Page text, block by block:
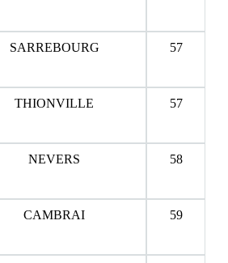
SARREBOURG 57
THIONVILLE 57
NEVERS 58
CAMBRAI 59